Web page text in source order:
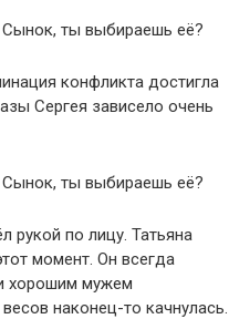
ты выбираешь её?
конфликта достигла
Сергея зависело очень
ты выбираешь её?
рукой по лицу. Татьяна
момент. Он всегда
хорошим мужем
наконец-то качнулась.